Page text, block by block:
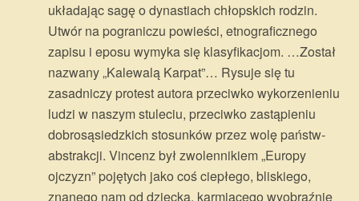
układając sagę o dynastiach chłopskich rodzin.
Utwór na pograniczu powieści, etnograficznego
zapisu i eposu wymyka się klasyfikacjom. …Został
nazwany „Kalewalą Karpat”… Rysuje się tu
zasadniczy protest autora przeciwko wykorzenieniu
ludzi w naszym stuleciu, przeciwko zastąpieniu
dobrosąsiedzkich stosunków przez wolę państw-
abstrakcji. Vincenz był zwolennikiem „Europy
ojczyzn” pojętych jako coś ciepłego, bliskiego,
znanego nam od dziecka, karmiącego wyobraźnię